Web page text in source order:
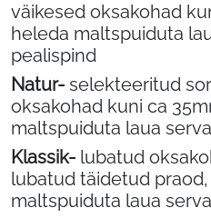
väikesed oksakohad
heleda maltspuiduta
pealispind
Natur- selekteeritud
oksakohad kuni ca
maltspuiduta laua
Klassik- lubatud
lubatud täidetud
maltspuiduta laua